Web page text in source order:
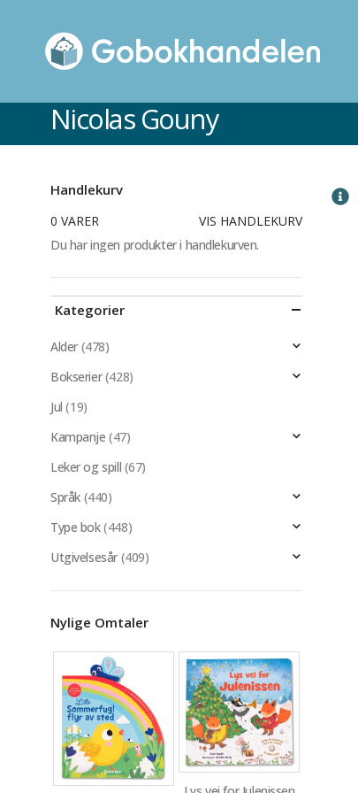
Nicolas Gouny
Handlekurv
0 VARER
VIS HANDLEKURV
Du har ingen produkter i handlekurven.
Kategorier
Alder (478)
Bokserier(428)
Jul (19)
Kampanje (47)
Leker og spill (67)
Språk (440)
Type bok(448)
Utgivelsesår (409)
Nylige Omtaler